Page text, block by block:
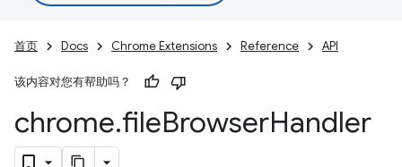
首页 Docs Chrome Extensions Reference API
该内容对您有帮助吗？
chrome.fileBrowserHandler